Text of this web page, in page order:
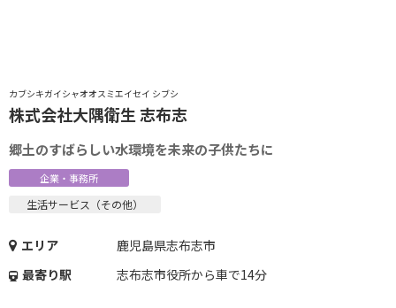
カブシキガイシャオオスミエイセイ シブシ
株式会社大隅衛生 志布志
郷土のすばらしい水環境を未来の子供たちに
企業・事務所
生活サービス（その他）
エリア
鹿児島県志布志市
最寄り駅
志布志市役所から車で14分